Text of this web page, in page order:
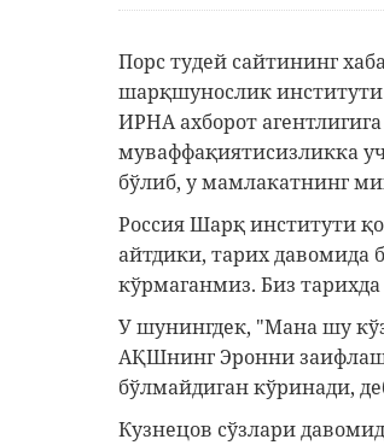
Порс тудей сайтининг
шарқшунослик
ИРНА ахборот
муваффақиятисизликка
бўлиб, у мамлакатнинг
Россия Шарқ институти
айтдики, тарих давомида
кўрмаганмиз. Биз
У шунингдек, "Мана шу
АҚШнинг Эронни
бўлмайдиган кўринади,
Кузнецов сўзлари